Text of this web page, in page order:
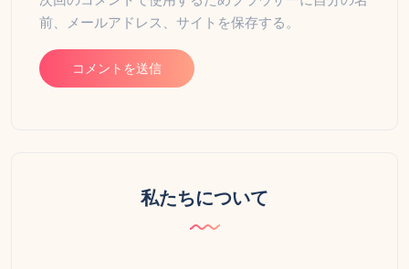
前、メールアドレス、サイトを保存する。
私たちについて